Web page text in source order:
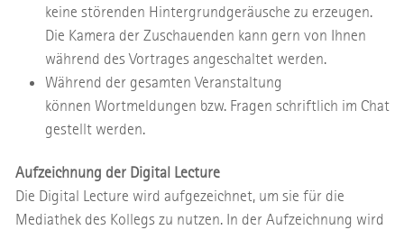
keine störenden Hintergrundgeräusche zu erzeugen.
Die Kamera der Zuschauenden kann gern von Ihnen
während des Vortrages angeschaltet werden.
Während der gesamten Veranstaltung
können Wortmeldungen bzw. Fragen schriftlich im Chat
gestellt werden.
Aufzeichnung der Digital Lecture
Die Digital Lecture wird aufgezeichnet, um sie für die
Mediathek des Kollegs zu nutzen. In der Aufzeichnung wird